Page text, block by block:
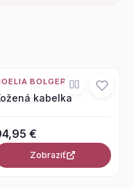
BOLGER
kabelka
€
Zobraziť